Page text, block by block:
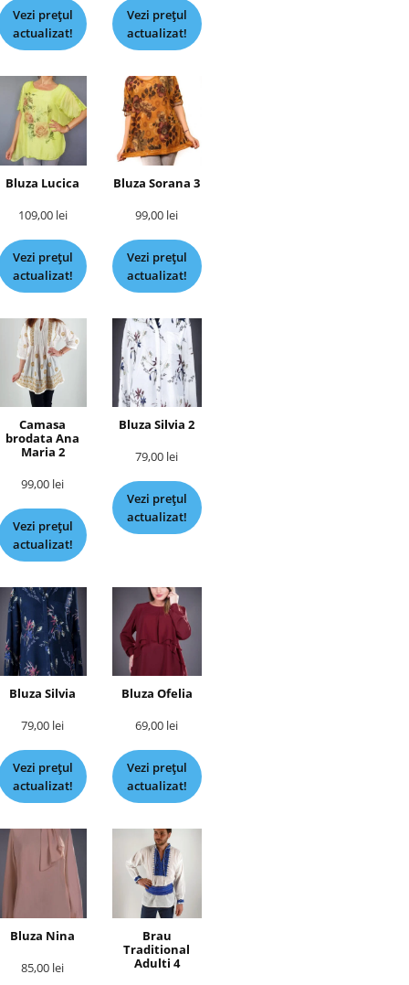
Vezi prețul
actualizat!
Vezi prețul
actualizat!
Bluza Lucica
109,00 lei
Vezi prețul
actualizat!
Bluza Sorana 3
99,00 lei
Vezi prețul
actualizat!
Camasa
brodata Ana
Maria 2
99,00 lei
Vezi prețul
actualizat!
Bluza Silvia 2
79,00 lei
Vezi prețul
actualizat!
Bluza Silvia
79,00 lei
Vezi prețul
actualizat!
Bluza Ofelia
69,00 lei
Vezi prețul
actualizat!
Bluza Nina
85,00 lei
Brau
Traditional
Adulti 4